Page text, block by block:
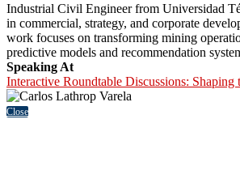
Industrial Civil Engineer from Universidad
in commercial, strategy, and corporate
work focuses on transforming mining
predictive models and recommendation
Speaking At
Interactive Roundtable Discussions:
Close